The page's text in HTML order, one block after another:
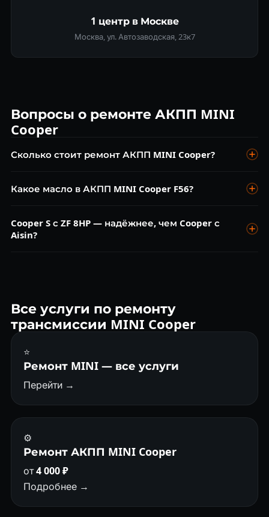
1 центр в Москве
Москва, ул. Автозаводская, 23к7
Вопросы о ремонте АКПП MINI
Cooper
Сколько стоит ремонт АКПП MINI Cooper?
000 ₽, ZF 8HP от 8 000 ₽. Ремонт гидроблока от 10 000 ₽.
Какое масло в АКПП MINI Cooper F56?
Lifeguard Fluid 8. Замена каждые 60 000 км.
Cooper S с ZF 8HP — надёжнее, чем Cooper с
Aisin?
Все услуги по ремонту
трансмиссии MINI Cooper
⭐
Ремонт MINI — все услуги
Перейти →
⚙️
Ремонт АКПП MINI Cooper
от4 000 ₽
Подробнее →